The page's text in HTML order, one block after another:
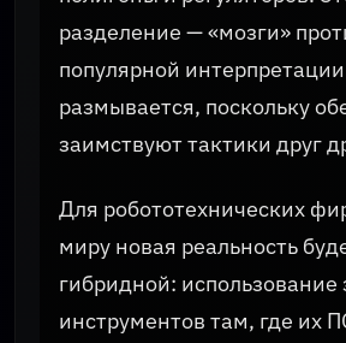
разделение — «мозги»
популярной
размывается, поскольку
заимствуют тактики друг
Для робототехнических
миру новая реальность
гибридной: использование
инструментов там, где их